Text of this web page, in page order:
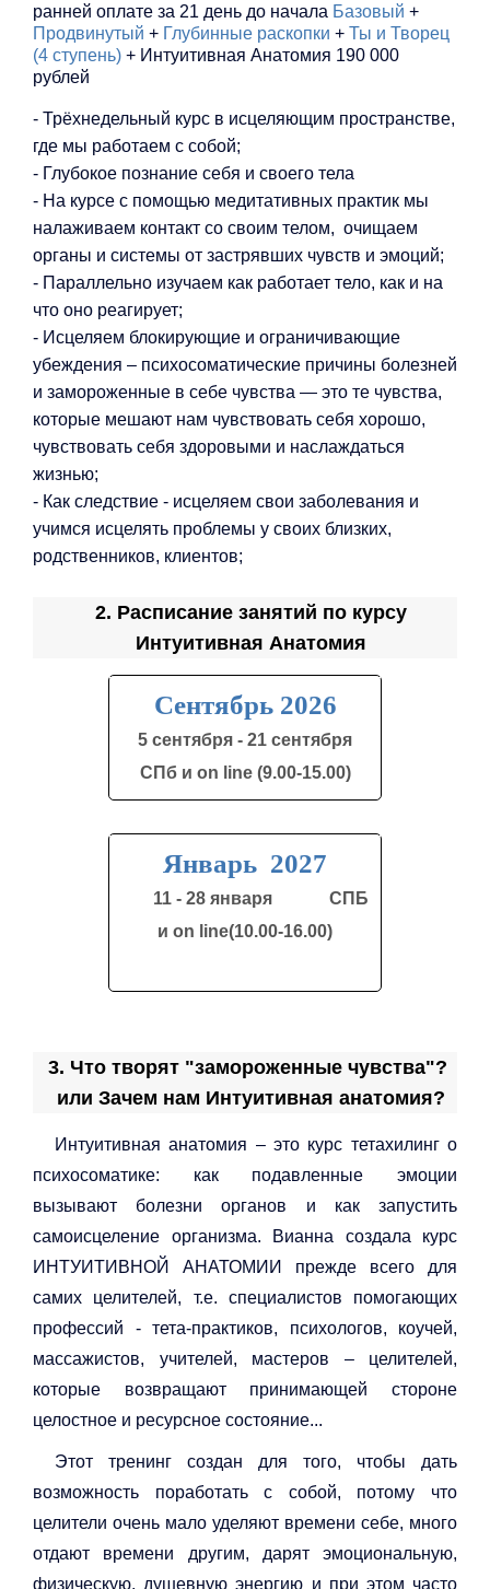
ранней оплате за 21 день до начала Базовый +
Продвинутый + Глубинные раскопки + Ты и Творец
(4 ступень) + Интуитивная Анатомия 190 000
рублей
- Трёхнедельный курс в исцеляющим пространстве,
где мы работаем с собой;
- Глубокое познание себя и своего тела
- На курсе с помощью медитативных практик мы
налаживаем контакт со своим телом, очищаем
органы и системы от застрявших чувств и эмоций;
- Параллельно изучаем как работает тело, как и на
что оно реагирует;
- Исцеляем блокирующие и ограничивающие
убеждения – психосоматические причины болезней
и замороженные в себе чувства — это те чувства,
которые мешают нам чувствовать себя хорошо,
чувствовать себя здоровыми и наслаждаться
жизнью;
- Как следствие - исцеляем свои заболевания и
учимся исцелять проблемы у своих близких,
родственников, клиентов;
2. Расписание занятий по курсу
Интуитивная Анатомия
Сентябрь 2026
5 сентября - 21 сентября
СПб и on line (9.00-15.00)
Январь 2027
11 - 28 января СПБ
и on line(10.00-16.00)
3. Что творят "замороженные чувства"?
или Зачем нам Интуитивная анатомия?
Интуитивная анатомия – это курс тетахилинг о
психосоматике: как подавленные эмоции
вызывают болезни органов и как запустить
самоисцеление организма. Вианна создала курс
ИНТУИТИВНОЙ АНАТОМИИ прежде всего для
самих целителей, т.е. специалистов помогающих
профессий - тета-практиков, психологов, коучей,
массажистов, учителей, мастеров – целителей,
которые возвращают принимающей стороне
целостное и ресурсное состояние...⠀
Этот тренинг создан для того, чтобы дать
возможность поработать с собой, потому что
целители очень мало уделяют времени себе, много
отдают времени другим, дарят эмоциональную,
физическую, душевную энергию и при этом часто